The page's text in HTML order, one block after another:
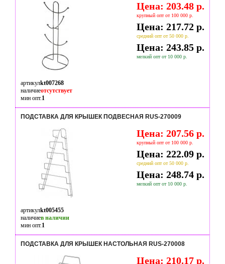
Цена: 203.48 р.
крупный опт от 100 000 р.
Цена: 217.72 р.
средний опт от 50 000 р.
Цена: 243.85 р.
мелкий опт от 10 000 р.
артикулkt007268
наличиеотсутствует
мин опт.1
ПОДСТАВКА ДЛЯ КРЫШЕК ПОДВЕСНАЯ RUS-270009
Цена: 207.56 р.
крупный опт от 100 000 р.
Цена: 222.09 р.
средний опт от 50 000 р.
Цена: 248.74 р.
мелкий опт от 10 000 р.
артикулkt005455
наличиев наличии
мин опт.1
ПОДСТАВКА ДЛЯ КРЫШЕК НАСТОЛЬНАЯ RUS-270008
Цена: 210.17 р.